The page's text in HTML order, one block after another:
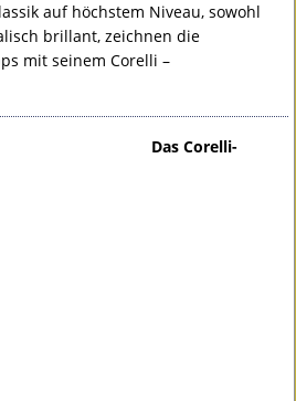
auf höchstem Niveau, sowohl
brillant, zeichnen die
mit seinem Corelli –
Das Corelli-